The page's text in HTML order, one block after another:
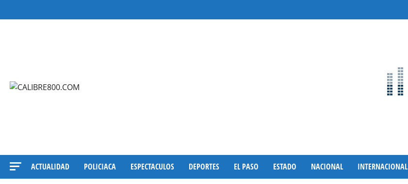
al
ACTUALIDAD POLICIACA ESPECTACULOS DEPORTES EL PASO ESTADO NACIONAL INTERNACIONAL